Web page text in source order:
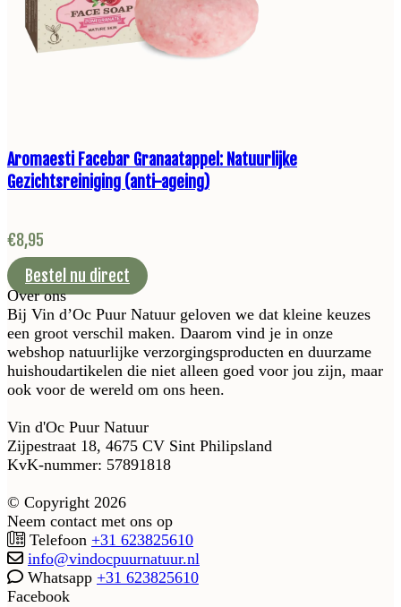
Aromaesti Facebar Granaatappel: Natuurlijke
Gezichtsreiniging (anti-ageing)
€8,95
Bestel nu direct
Over ons
Bij Vin d’Oc Puur Natuur geloven we dat kleine keuzes
een groot verschil maken. Daarom vind je in onze
webshop natuurlijke verzorgingsproducten en duurzame
huishoudartikelen die niet alleen goed voor jou zijn, maar
ook voor de wereld om ons heen.
Vin d'Oc Puur Natuur
Zijpestraat 18, 4675 CV Sint Philipsland
KvK-nummer: 57891818
© Copyright 2026
Neem contact met ons op
Telefoon +31 623825610
info@vindocpuurnatuur.nl
Whatsapp +31 623825610
Facebook